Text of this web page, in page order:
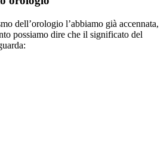
dell’orologio l’abbiamo già accennata,
possiamo dire che il significato del